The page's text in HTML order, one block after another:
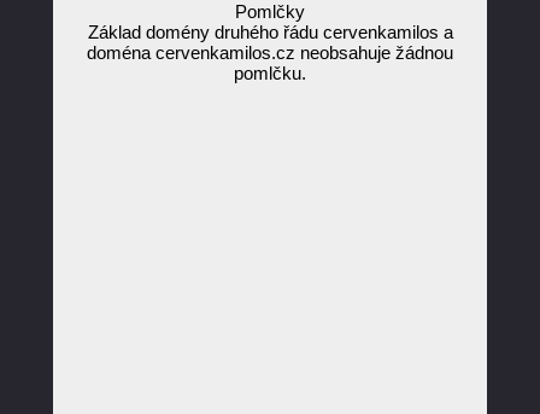
Pomlčky
Základ domény druhého řádu cervenkamilos a
doména cervenkamilos.cz neobsahuje žádnou
pomlčku.